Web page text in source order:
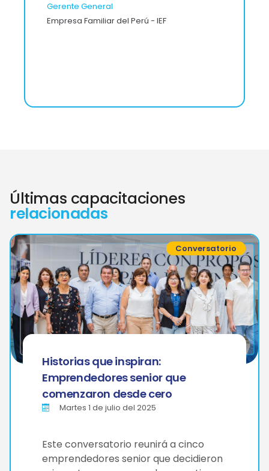
Gerente General
Empresa Familiar del Perú - IEF
Últimas capacitaciones
relacionadas
Conversatorio
Historias que inspiran:
Emprendedores senior que
comenzaron desde cero
Martes 1 de julio del 2025
Este conversatorio reunirá a cinco
emprendedores senior que decidieron